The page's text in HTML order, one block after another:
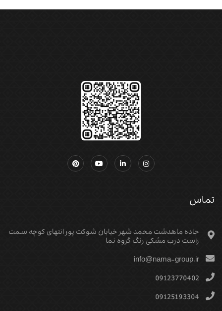
تماس
جاده ماهدشت محمد شهر خیابان شوکت پور انتهای کوچه سمت
راست درب مشکی رنگ گروه نما
info@nama-group.ir
09123770402
09125193304